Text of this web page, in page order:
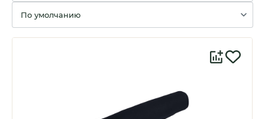
Баллистические турели Кольца для прицелов
Сортировка